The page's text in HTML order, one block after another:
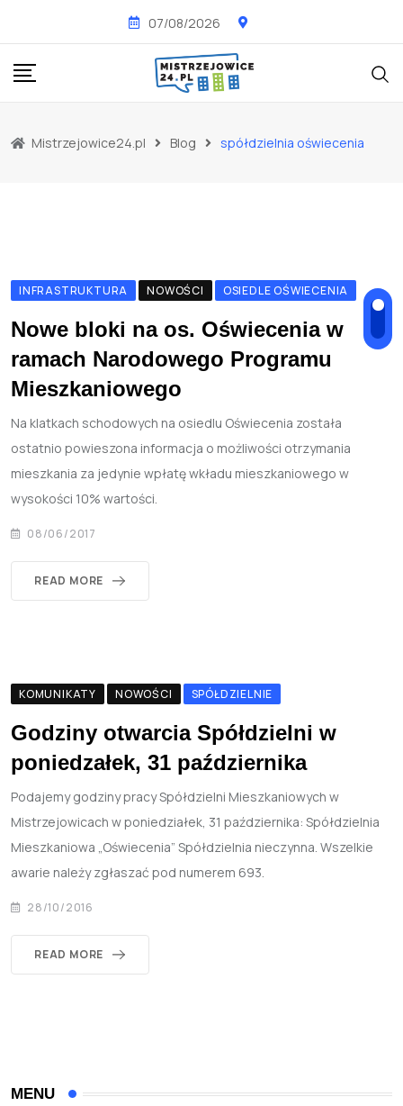
content
07/08/2026
Mistrzejowice24.pl Blog spółdzielnia oświecenia
INFRASTRUKTURA NOWOŚCI OSIEDLE OŚWIECENIA
Nowe bloki na os. Oświecenia w
ramach Narodowego Programu
Mieszkaniowego
Na klatkach schodowych na osiedlu Oświecenia została
ostatnio powieszona informacja o możliwości otrzymania
mieszkania za jedynie wpłatę wkładu mieszkaniowego w
wysokości 10% wartości.
08/06/2017
READ MORE
KOMUNIKATY NOWOŚCI SPÓŁDZIELNIE
Godziny otwarcia Spółdzielni w
poniedzałek, 31 października
Podajemy godziny pracy Spółdzielni Mieszkaniowych w
Mistrzejowicach w poniedziałek, 31 października: Spółdzielnia
Mieszkaniowa „Oświecenia” Spółdzielnia nieczynna. Wszelkie
awarie należy zgłaszać pod numerem 693.
28/10/2016
READ MORE
MENU